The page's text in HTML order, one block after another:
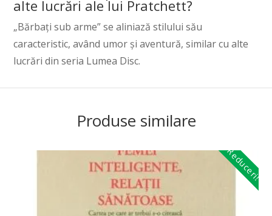
alte lucrări ale lui Pratchett?
„Bărbați sub arme” se aliniază stilului său
caracteristic, având umor și aventură, similar cu alte
lucrări din seria Lumea Disc.
Produse similare
Reduceri!